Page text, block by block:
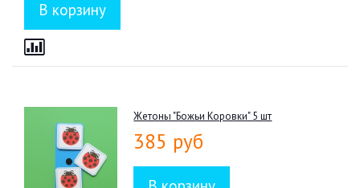
Жетоны "Божьи Коровки" 5 шт
385 руб